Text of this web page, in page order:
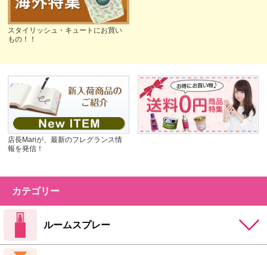
スタイリッシュ・キュートにお買い
もの！！
店長Mariが、最新のフレグランス情
報を発信！
カテゴリー
ルームスプレー